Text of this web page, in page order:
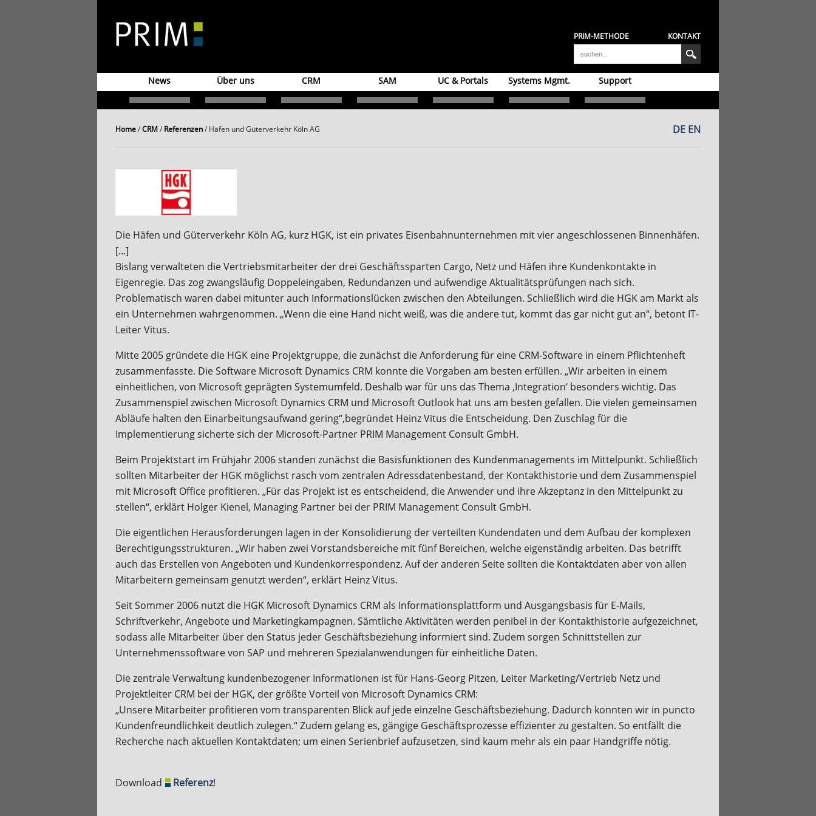
PRIM-METHODE KONTAKT
News Über uns CRM SAM UC & Portals Systems Mgmt. Support
Home/CRM/ Referenzen/ Häfen und Güterverkehr Köln AG DE EN
Die Häfen und Güterverkehr Köln AG, kurz HGK, ist ein privates Eisenbahnunternehmen mit vier angeschlossenen Binnenhäfen.
[...]
Bislang verwalteten die Vertriebsmitarbeiter der drei Geschäftssparten Cargo, Netz und Häfen ihre Kundenkontakte in
Eigenregie. Das zog zwangsläufig Doppeleingaben, Redundanzen und aufwendige Aktualitätsprüfungen nach sich.
Problematisch waren dabei mitunter auch Informationslücken zwischen den Abteilungen. Schließlich wird die HGK am Markt als
ein Unternehmen wahrgenommen. „Wenn die eine Hand nicht weiß, was die andere tut, kommt das gar nicht gut an“, betont IT-
Leiter Vitus.
Mitte 2005 gründete die HGK eine Projektgruppe, die zunächst die Anforderung für eine CRM-Software in einem Pflichtenheft
zusammenfasste. Die Software Microsoft Dynamics CRM konnte die Vorgaben am besten erfüllen. „Wir arbeiten in einem
einheitlichen, von Microsoft geprägten Systemumfeld. Deshalb war für uns das Thema ‚Integration‘ besonders wichtig. Das
Zusammenspiel zwischen Microsoft Dynamics CRM und Microsoft Outlook hat uns am besten gefallen. Die vielen gemeinsamen
Abläufe halten den Einarbeitungsaufwand gering“,begründet Heinz Vitus die Entscheidung. Den Zuschlag für die
Implementierung sicherte sich der Microsoft-Partner PRIM Management Consult GmbH.
Beim Projektstart im Frühjahr 2006 standen zunächst die Basisfunktionen des Kundenmanagements im Mittelpunkt. Schließlich
sollten Mitarbeiter der HGK möglichst rasch vom zentralen Adressdatenbestand, der Kontakthistorie und dem Zusammenspiel
mit Microsoft Office profitieren. „Für das Projekt ist es entscheidend, die Anwender und ihre Akzeptanz in den Mittelpunkt zu
stellen“, erklärt Holger Kienel, Managing Partner bei der PRIM Management Consult GmbH.
Die eigentlichen Herausforderungen lagen in der Konsolidierung der verteilten Kundendaten und dem Aufbau der komplexen
Berechtigungsstrukturen. „Wir haben zwei Vorstandsbereiche mit fünf Bereichen, welche eigenständig arbeiten. Das betrifft
auch das Erstellen von Angeboten und Kundenkorrespondenz. Auf der anderen Seite sollten die Kontaktdaten aber von allen
Mitarbeitern gemeinsam genutzt werden“, erklärt Heinz Vitus.
Seit Sommer 2006 nutzt die HGK Microsoft Dynamics CRM als Informationsplattform und Ausgangsbasis für E-Mails,
Schriftverkehr, Angebote und Marketingkampagnen. Sämtliche Aktivitäten werden penibel in der Kontakthistorie aufgezeichnet,
sodass alle Mitarbeiter über den Status jeder Geschäftsbeziehung informiert sind. Zudem sorgen Schnittstellen zur
Unternehmenssoftware von SAP und mehreren Spezialanwendungen für einheitliche Daten.
Die zentrale Verwaltung kundenbezogener Informationen ist für Hans-Georg Pitzen, Leiter Marketing/Vertrieb Netz und
Projektleiter CRM bei der HGK, der größte Vorteil von Microsoft Dynamics CRM:
„Unsere Mitarbeiter profitieren vom transparenten Blick auf jede einzelne Geschäftsbeziehung. Dadurch konnten wir in puncto
Kundenfreundlichkeit deutlich zulegen.“ Zudem gelang es, gängige Geschäftsprozesse effizienter zu gestalten. So entfällt die
Recherche nach aktuellen Kontaktdaten; um einen Serienbrief aufzusetzen, sind kaum mehr als ein paar Handgriffe nötig.
Download Referenz!